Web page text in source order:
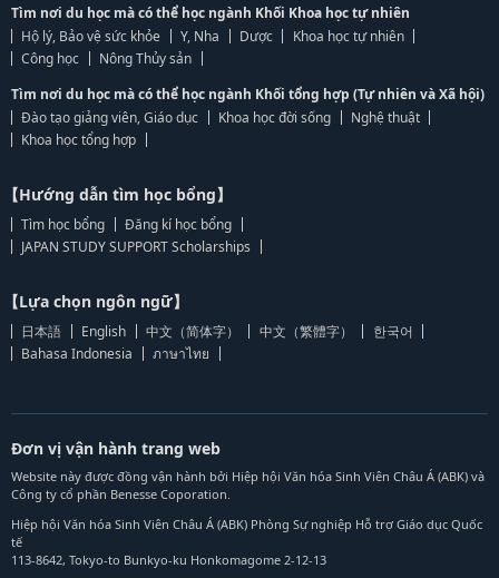
Tìm nơi du học mà có thể học ngành Khối Khoa học tự nhiên
Hộ lý, Bảo vệ sức khỏe
Y, Nha Dược
Khoa học tự nhiên
Công học
Nông Thủy sản
Tìm nơi du học mà có thể học ngành Khối tổng hợp (Tự nhiên và Xã hội)
Đào tạo giảng viên, Giáo dục
Khoa học đời sống
Nghệ thuật
Khoa học tổng hợp
【Hướng dẫn tìm học bổng】
Tìm học bổng
Đăng kí học bổng
JAPAN STUDY SUPPORT Scholarships
【Lựa chọn ngôn ngữ】
日本語 English 中文（简体字） 中文（繁體字）
한국어
Bahasa Indonesia
ภาษาไทย
Đơn vị vận hành trang web
Website này được đồng vận hành bởi Hiệp hội Văn hóa Sinh Viên Châu Á (ABK) và
Công ty cổ phần Benesse Coporation.
Hiệp hội Văn hóa Sinh Viên Châu Á (ABK) Phòng Sự nghiệp Hỗ trợ Giáo dục Quốc
tế
113-8642, Tokyo-to Bunkyo-ku Honkomagome 2-12-13